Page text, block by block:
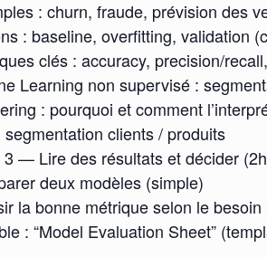
: churn, fraude, prévision des
: baseline, overfitting, validation
clés : accuracy, precision/
Learning non supervisé :
: pourquoi et comment
segmentation clients / produits
3 — Lire des résultats et décider
deux modèles (simple)
la bonne métrique selon le besoin
: “Model Evaluation Sheet”